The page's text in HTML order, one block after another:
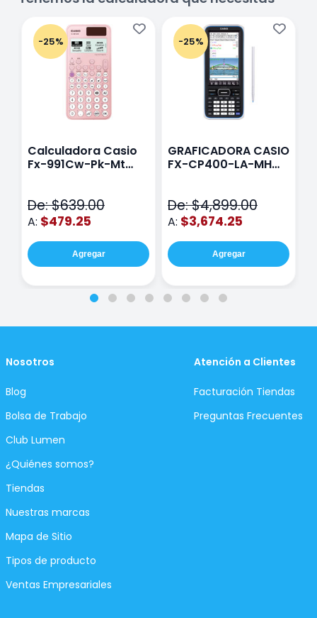
-25%
Calculadora Casio
Fx-991Cw-Pk-Mt
De: $639.00
A: $479.25
Agregar
-25%
GRAFICADORA CASIO
FX-CP400-LA-MH
De: $4,899.00
A: $3,674.25
Agregar
Nosotros
Blog
Bolsa de Trabajo
Club Lumen
¿Quiénes somos?
Tiendas
Nuestras marcas
Mapa de Sitio
Tipos de producto
Ventas Empresariales
Atención a Clientes
Facturación Tiendas
Preguntas Frecuentes